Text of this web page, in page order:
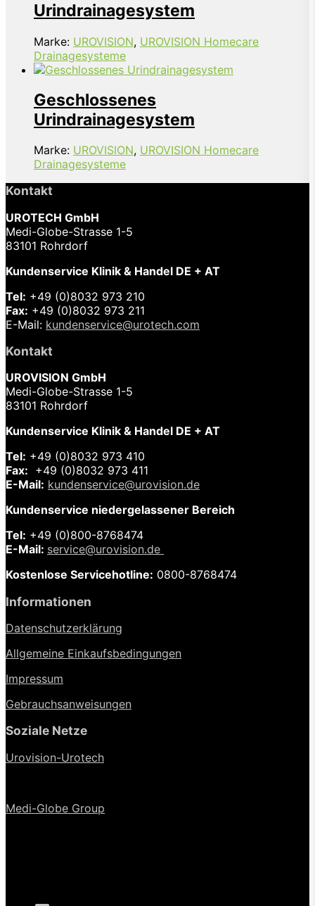
Urindrainagesystem
Marke: UROVISION, UROVISION Homecare
Drainagesysteme
Geschlossenes
Urindrainagesystem
Marke: UROVISION, UROVISION Homecare
Drainagesysteme
Kontakt
UROTECH GmbH
Medi-Globe-Strasse 1-5
83101 Rohrdorf
Kundenservice Klinik & Handel DE + AT
Tel: +49 (0)8032 973 210
Fax: +49 (0)8032 973 211
E-Mail: kundenservice@urotech.com
Kontakt
UROVISION GmbH
Medi-Globe-Strasse 1-5
83101 Rohrdorf
Kundenservice Klinik & Handel DE + AT
Tel: +49 (0)8032 973 410
Fax: +49 (0)8032 973 411
E-Mail: kundenservice@urovision.de
Kundenservice niedergelassener Bereich
Tel: +49 (0)800-8768474
E-Mail: service@urovision.de
Kostenlose Servicehotline: 0800-8768474
Informationen
Datenschutzerklärung
Allgemeine Einkaufsbedingungen
Impressum
Gebrauchsanweisungen
Soziale Netze
Urovision-Urotech
Medi-Globe Group